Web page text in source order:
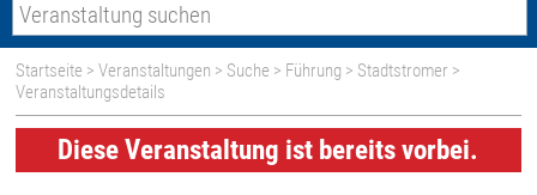
Startseite >Veranstaltungen > Suche > Führung > Stadtstromer >
Veranstaltungsdetails
Diese Veranstaltung ist bereits vorbei.